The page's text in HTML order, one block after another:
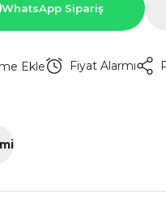
WhatsApp Sipariş
Fiyat Alarmı